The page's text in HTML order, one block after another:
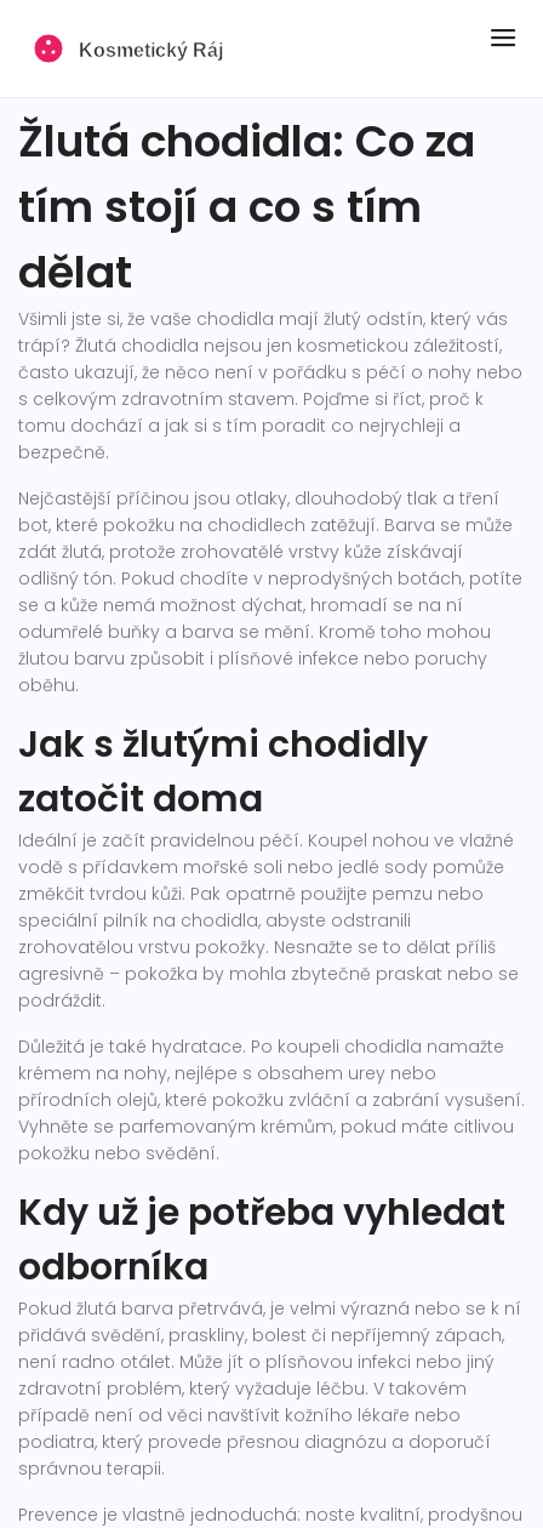
Žlutá chodidla: Co za
tím stojí a co s tím
dělat
Všimli jste si, že vaše chodidla mají žlutý odstín, který vás
trápí? Žlutá chodidla nejsou jen kosmetickou záležitostí,
často ukazují, že něco není v pořádku s péčí o nohy nebo
s celkovým zdravotním stavem. Pojďme si říct, proč k
tomu dochází a jak si s tím poradit co nejrychleji a
bezpečně.
Nejčastější příčinou jsou otlaky, dlouhodobý tlak a tření
bot, které pokožku na chodidlech zatěžují. Barva se může
zdát žlutá, protože zrohovatělé vrstvy kůže získávají
odlišný tón. Pokud chodíte v neprodyšných botách, potíte
se a kůže nemá možnost dýchat, hromadí se na ní
odumřelé buňky a barva se mění. Kromě toho mohou
žlutou barvu způsobit i plísňové infekce nebo poruchy
oběhu.
Jak s žlutými chodidly
zatočit doma
Ideální je začít pravidelnou péčí. Koupel nohou ve vlažné
vodě s přídavkem mořské soli nebo jedlé sody pomůže
změkčit tvrdou kůži. Pak opatrně použijte pemzu nebo
speciální pilník na chodidla, abyste odstranili
zrohovatělou vrstvu pokožky. Nesnažte se to dělat příliš
agresivně – pokožka by mohla zbytečně praskat nebo se
podráždit.
Důležitá je také hydratace. Po koupeli chodidla namažte
krémem na nohy, nejlépe s obsahem urey nebo
přírodních olejů, které pokožku zvláční a zabrání vysušení.
Vyhněte se parfemovaným krémům, pokud máte citlivou
pokožku nebo svědění.
Kdy už je potřeba vyhledat
odborníka
Pokud žlutá barva přetrvává, je velmi výrazná nebo se k ní
přidává svědění, praskliny, bolest či nepříjemný zápach,
není radno otálet. Může jít o plísňovou infekci nebo jiný
zdravotní problém, který vyžaduje léčbu. V takovém
případě není od věci navštívit kožního lékaře nebo
podiatra, který provede přesnou diagnózu a doporučí
správnou terapii.
Prevence je vlastně jednoduchá: noste kvalitní, prodyšnou